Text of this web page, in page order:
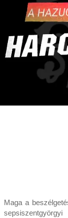
Maga a